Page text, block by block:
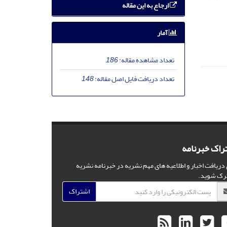
ارجاع به این مقاله
آمار
تعداد مشاهده مقاله:186
تعداد دریافت فایل اصل مقاله:148
خبرنامه
دریافت اخبار و اطلاعیه های مهم نشریه در خبرنامه نشریه
شوید.
اشتراک